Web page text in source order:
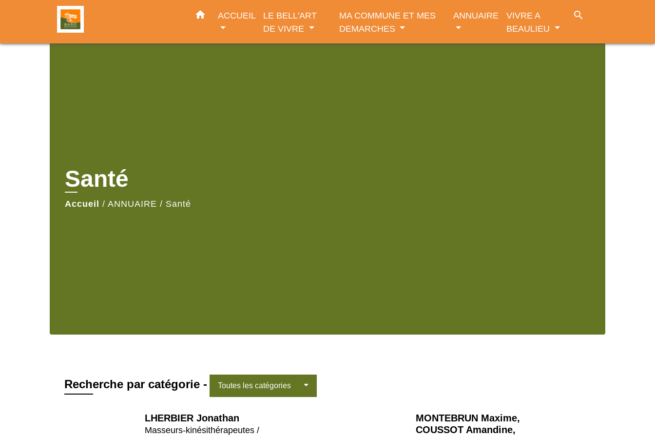
home ACCUEIL
LE BELL'ART
DE VIVRE
MA COMMUNE ET MES
DEMARCHES
ANNUAIRE
VIVRE A
BEAULIEU
search
Santé
Accueil / ANNUAIRE / Santé
Recherche par catégorie - Toutes les catégories
LHERBIER Jonathan
Masseurs-kinésithérapeutes /
MONTEBRUN Maxime,
COUSSOT Amandine,